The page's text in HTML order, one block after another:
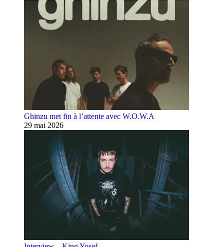
Ghinzu met fin à l’attente avec W.O.W.A
29 mai 2026